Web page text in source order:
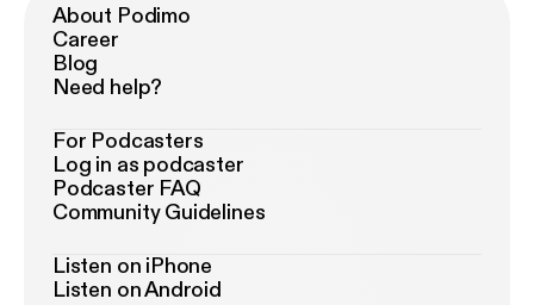
About Podimo
Career
Blog
Need help?
For Podcasters
Log in as podcaster
Podcaster FAQ
Community Guidelines
Listen on iPhone
Listen on Android